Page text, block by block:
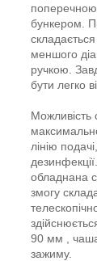
бункером.
меншого
ручкою.
бути легко
Можливість
лінію
обладнана
змогу
90 мм ,
зажиму.